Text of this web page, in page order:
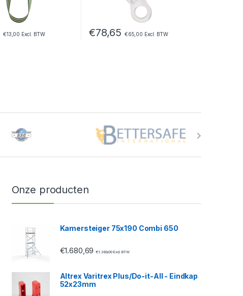
€13,00 Excl. BTW €78,65 €65,00 Excl. BTW
Onze producten
Kamersteiger 75x190 Combi 650
€1.680,69 €1.389,00Excl. BTW
Altrex Varitrex Plus/Do-it-All - Eindkap
52x23mm